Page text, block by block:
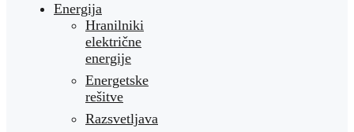
Energija
Hranilniki
električne
energije
Energetske
rešitve
Razsvetljava